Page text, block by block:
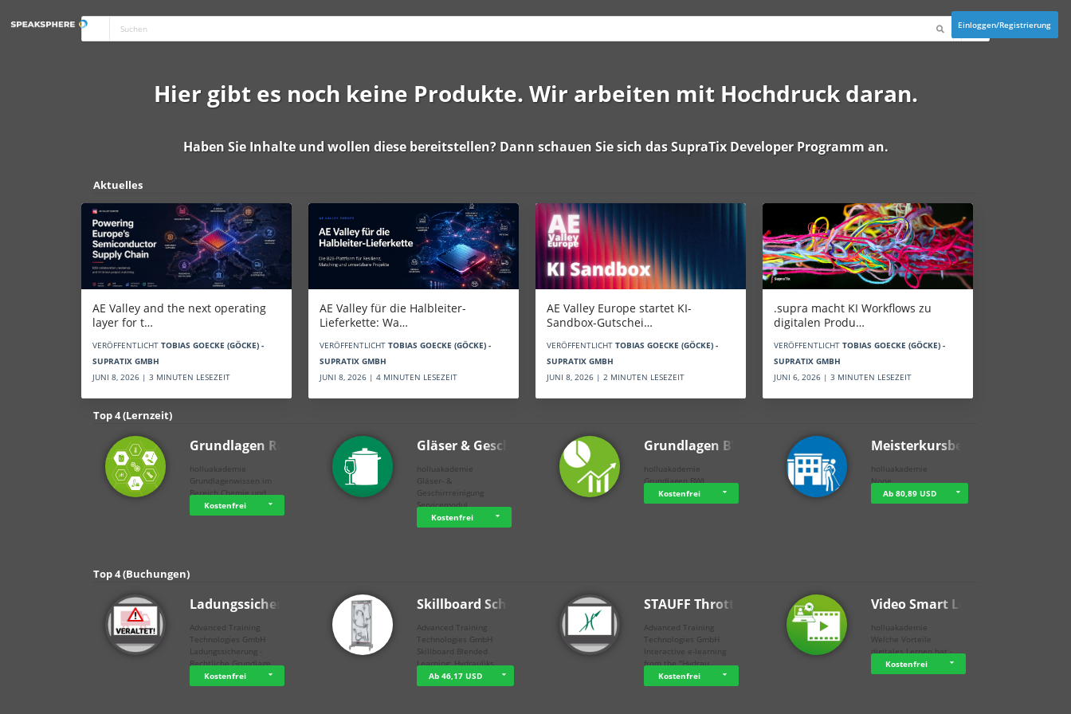
Einloggen/Registrierung
Hier gibt es noch keine Produkte. Wir arbeiten mit Hochdruck daran.
Haben Sie Inhalte und wollen diese bereitstellen? Dann schauen Sie sich dasSupraTix Developer Programm an.
Aktuelles
AE Valley and the next operating
layer for t…
VERÖFFENTLICHT TOBIAS GOECKE (GÖCKE) -
SUPRATIX GMBH
JUNI 8, 2026 | 3 MINUTEN LESEZEIT
AE Valley für die Halbleiter-
Lieferkette: Wa…
VERÖFFENTLICHT TOBIAS GOECKE (GÖCKE) -
SUPRATIX GMBH
JUNI 8, 2026 | 4 MINUTEN LESEZEIT
AE Valley Europe startet KI-
Sandbox-Gutschei…
VERÖFFENTLICHT TOBIAS GOECKE (GÖCKE) -
SUPRATIX GMBH
JUNI 8, 2026 | 2 MINUTEN LESEZEIT
.supra macht KI Workflows zu
digitalen Produ…
VERÖFFENTLICHT TOBIAS GOECKE (GÖCKE) -
SUPRATIX GMBH
JUNI 6, 2026 | 3 MINUTEN LESEZEIT
Top 4 (Lernzeit)
Grundlagen Rein…
holluakademie
Grundlagenwissen im
Bereich Chemie und …
Kostenfrei
Gläser & Geschi…
holluakademie
Gläser- &
Geschirrreinigung
Servicemodul
Kostenfrei
Grundlagen BWL
holluakademie
Grundlagen BWL
Kostenfrei
Meisterkursbegl…
holluakademie
None
Ab 80,89 USD
Top 4 (Buchungen)
Ladungssicherung
Advanced Training
Technologies GmbH
Ladungssicherung -
Rechtliche Grundlage…
Kostenfrei
Skillboard Schl…
Advanced Training
Technologies GmbH
Skillboard Blended
Learning: Hydrauliks…
Ab 46,17 USD
STAUFF Throttle…
Advanced Training
Technologies GmbH
Interactive e-learning
from the "Hydrau…
Kostenfrei
Video Smart Lea…
holluakademie
Welche Vorteile
digitales Lernen hat - …
Kostenfrei